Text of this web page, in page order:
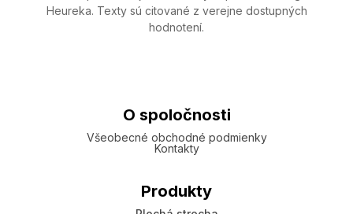
Heureka. Texty sú citované z verejne dostupných
hodnotení.
O spoločnosti
Všeobecné obchodné podmienky
Kontakty
Produkty